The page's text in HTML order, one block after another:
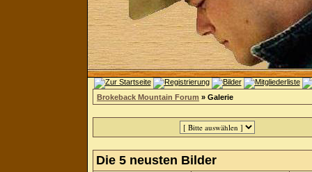
Brokeback Mountain Forum » Galerie
Die 5 neusten Bilder